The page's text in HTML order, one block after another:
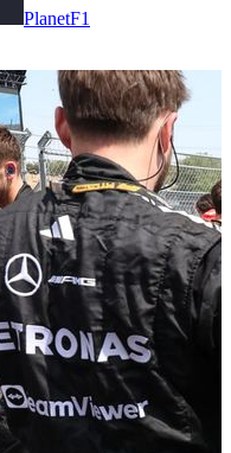
PlanetF1